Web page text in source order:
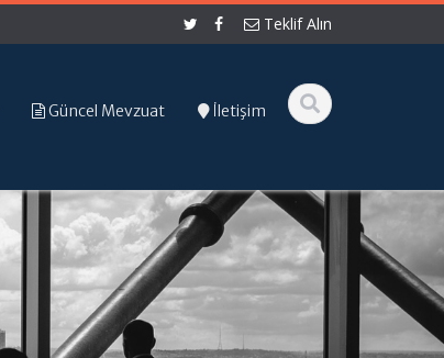
Teklif Alın
Güncel Mevzuat İletişim